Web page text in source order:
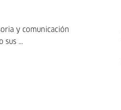
y comunicación
sus ...